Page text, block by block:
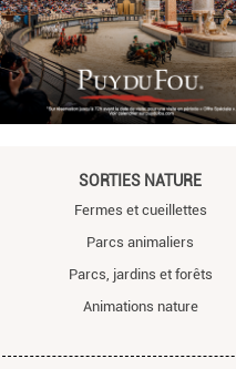
SORTIES NATURE
Fermes et cueillettes
Parcs animaliers
Parcs, jardins et forêts
Animations nature